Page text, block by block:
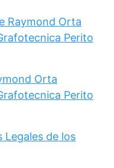
Raymond Orta
Perito
Orta
Perito
de los